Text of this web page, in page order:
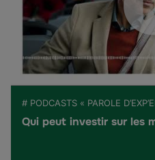
# PODCASTS « PAROLE
Qui peut investir sur les